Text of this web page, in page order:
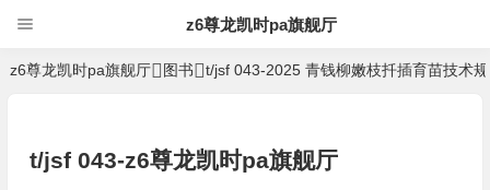
z6尊龙凯时pa旗舰厅
z6尊龙凯时pa旗舰厅 图书 t/jsf 043-2025 青钱柳嫩枝扦插育苗技术
t/jsf 043-z6尊龙凯时pa旗舰厅